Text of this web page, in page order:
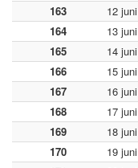
163
12 juni
164
13 juni
165
14 juni
166
15 juni
167
16 juni
168
17 juni
169
18 juni
170
19 juni